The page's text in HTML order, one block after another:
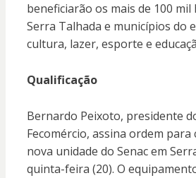
beneficiarão os mais de 100
Serra Talhada e municípios do
cultura, lazer, esporte e
Qualificação
Bernardo Peixoto, presidente
Fecomércio, assina ordem para
nova unidade do Senac em
quinta-feira (20). O